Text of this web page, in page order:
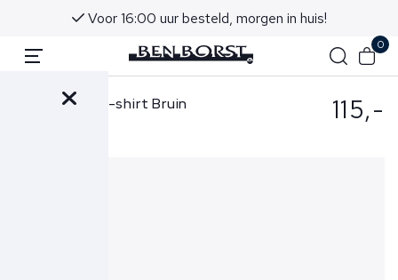
Voor 16:00 uur besteld, morgen in huis!
0
Gran Sasso T-shirt Bruin 115,-